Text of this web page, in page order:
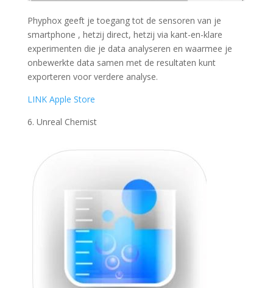
Phyphox geeft je toegang tot de sensoren van je
smartphone , hetzij direct, hetzij via kant-en-klare
experimenten die je data analyseren en waarmee je
onbewerkte data samen met de resultaten kunt
exporteren voor verdere analyse.
LINK Apple Store
6. Unreal Chemist